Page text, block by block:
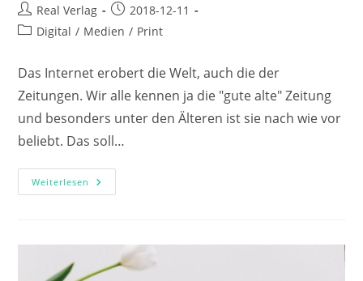
Beitrags-
Autor:
Real Verlag
Beitrag
veröffentlicht:
2018-12-11
Beitrags-
Digital / Medien / Print
Das Internet erobert die Welt, auch die der
Zeitungen. Wir alle kennen ja die "gute alte" Zeitung
und besonders unter den Älteren ist sie nach wie vor
beliebt. Das soll…
Weiterlesen Wie
Das
Hat